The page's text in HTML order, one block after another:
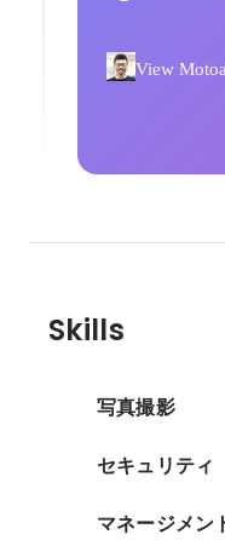
View
Skills
写真撮影
セキュリティ
マネージメン